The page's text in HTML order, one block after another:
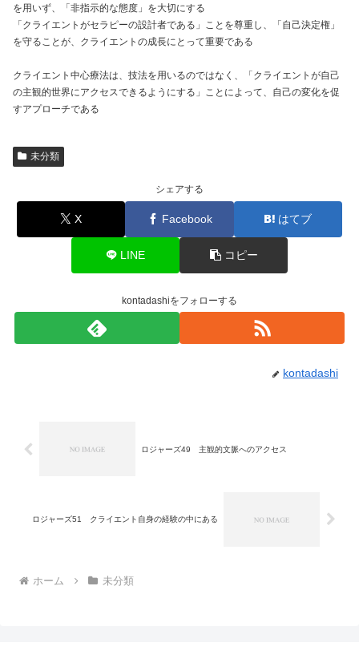
を用いず、「非指示的な態度」を大切にする
「クライエントがセラピーの設計者である」ことを尊重し、「自己決定権」
を守ることが、クライエントの成長にとって重要である
クライエント中心療法は、技法を用いるのではなく、「クライエントが自己
の主観的世界にアクセスできるようにする」ことによって、自己の変化を促
すアプローチである
未分類
シェアする
X Facebook はてブ
LINE コピー
kontadashiをフォローする
kontadashi
ロジャーズ49 主観的文脈へのアクセス
ロジャーズ51 クライエント自身の経験の中にある
ホーム 未分類